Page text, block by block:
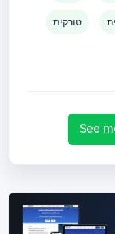
טורקית
See